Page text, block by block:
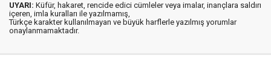
UYARI: Küfür, hakaret, rencide edici cümleler veya imalar, inançlara saldırı
içeren, imla kuralları ile yazılmamış,
Türkçe karakter kullanılmayan ve büyük harflerle yazılmış yorumlar
onaylanmamaktadır.